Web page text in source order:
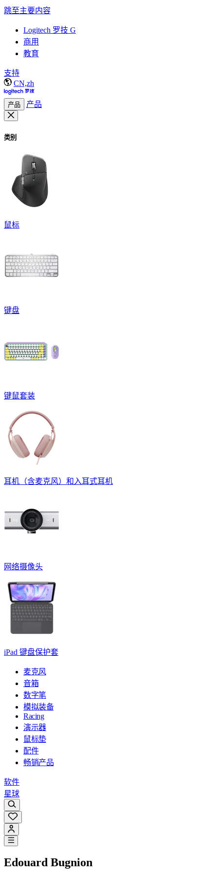
跳至主要内容
Logitech 罗技 G
商用
教育
支持
CN,zh
产品 产品
类别
鼠标
键盘
键鼠套装
耳机（含麦克风）和入耳式耳机
网络摄像头
iPad 键盘保护套
麦克风
音箱
数字笔
模拟装备
Racing
演示器
鼠标垫
配件
畅销产品
软件
星球
Edouard Bugnion